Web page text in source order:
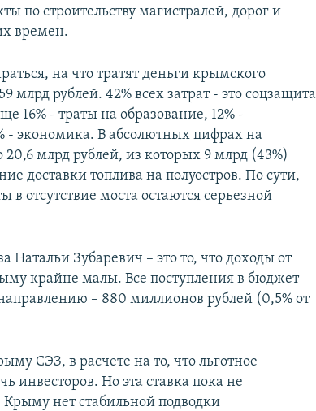
по строительству магистралей, дорог и
времен.
на что тратят деньги крымского
млрд рублей. 42% всех затрат - это соцзащита
16% - траты на образование, 12% -
- экономика. В абсолютных цифрах на
млрд рублей, из которых 9 млрд (43%)
доставки топлива на полуостров. По сути,
в отсутствие моста остаются серьезной
Натальи Зубаревич – это то, что доходы от
крайне малы. Все поступления в бюджет
– 880 миллионов рублей (0,5% от
СЭЗ, в расчете на то, что льготное
инвесторов. Но эта ставка пока не
нет стабильной подводки